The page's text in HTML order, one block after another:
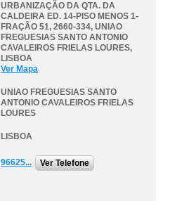
URBANIZAÇÃO DA QTA. DA
CALDEIRA ED. 14-PISO MENOS 1-
FRAÇÃO 51, 2660-334, UNIAO
FREGUESIAS SANTO ANTONIO
CAVALEIROS FRIELAS LOURES,
LISBOA
Ver Mapa
UNIAO FREGUESIAS SANTO
ANTONIO CAVALEIROS FRIELAS
LOURES
LISBOA
96625... Ver Telefone